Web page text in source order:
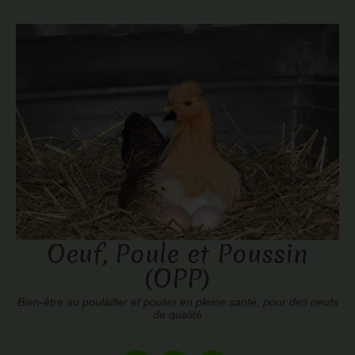
Oeuf, Poule et Poussin
(OPP)
Bien-être au poulailler et poules en pleine santé, pour des oeufs
de qualité